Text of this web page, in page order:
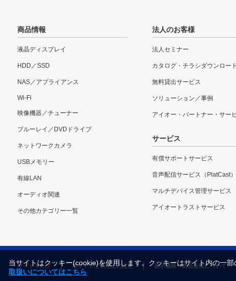
商品情報
液晶ディスプレイ
HDD／SSD
NAS／アプライアンス
Wi-Fi
映像機器／チューナー
ブルーレイ／DVDドライブ
ネットワークカメラ
USBメモリー
有線LAN
オーディオ関連
その他カテゴリー一覧
法人のお客様
法人セミナー
カタログ・チラシダウンロー
無料貸出サービス
ソリューション／事例
アイオー・パートナー・サー
サービス
有償サポートサービス
音声配信サービス（PlatCast）
マルチデバイス管理サービス
アイオートラストサービス
サイトマップ 本サイトご利用上の注意 表示価格・商品全般について
当サイトはクッキー(cookie)を使用します。クッキーはサイト内の一
取扱いについてはこちら